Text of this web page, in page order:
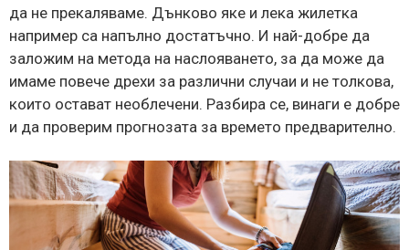
да не прекаляваме. Дънково яке и лека жилетка
например са напълно достатъчно. И най-добре да
заложим на метода на наслояването, за да може да
имаме повече дрехи за различни случаи и не толкова,
които остават необлечени. Разбира се, винаги е добре
и да проверим прогнозата за времето предварително.